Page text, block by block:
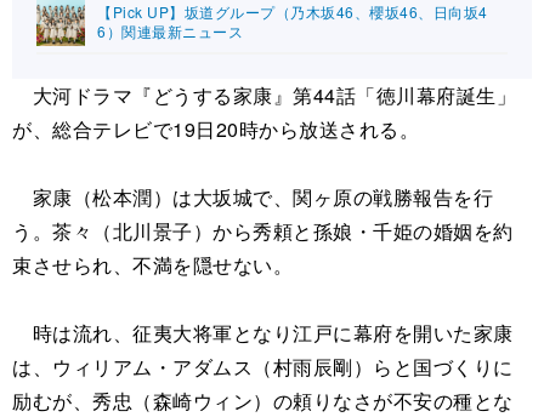
【Pick UP】坂道グループ（乃木坂46、櫻坂46、日向坂4
6）関連最新ニュース
大河ドラマ『どうする家康』第44話「徳川幕府誕生」
が、総合テレビで19日20時から放送される。
家康（松本潤）は大坂城で、関ヶ原の戦勝報告を行
う。茶々（北川景子）から秀頼と孫娘・千姫の婚姻を約
束させられ、不満を隠せない。
時は流れ、征夷大将軍となり江戸に幕府を開いた家康
は、ウィリアム・アダムス（村雨辰剛）らと国づくりに
励むが、秀忠（森崎ウィン）の頼りなさが不安の種とな